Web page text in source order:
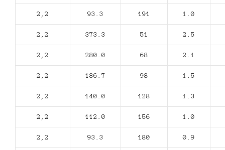
2,2 93.3 191 1.0
2,2 373.3 51 2.5
2,2 280.0 68 2.1
2,2 186.7 98 1.5
2,2 140.0 128 1.3
2,2 112.0 156 1.0
2,2 93.3 180 0.9